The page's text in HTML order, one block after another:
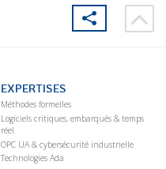
EXPERTISES
Méthodes formelles
Logiciels critiques, embarqués & temps
réel
OPC UA & cybersécurité industrielle
Technologies Ada